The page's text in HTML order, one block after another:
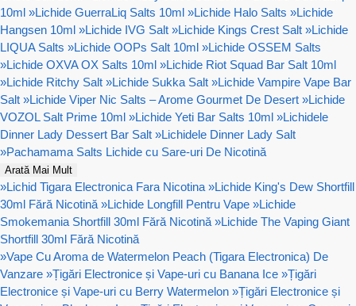
10ml »Lichide GuerraLiq Salts 10ml »Lichide Halo Salts »Lichide
Hangsen 10ml »Lichide IVG Salt »Lichide Kings Crest Salt »Lichide
LIQUA Salts »Lichide OOPs Salt 10ml »Lichide OSSEM Salts
»Lichide OXVA OX Salts 10ml »Lichide Riot Squad Bar Salt 10ml
»Lichide Ritchy Salt »Lichide Sukka Salt »Lichide Vampire Vape Bar
Salt »Lichide Viper Nic Salts – Arome Gourmet De Desert »Lichide
VOZOL Salt Prime 10ml »Lichide Yeti Bar Salts 10ml »Lichidele
Dinner Lady Dessert Bar Salt »Lichidele Dinner Lady Salt
»Pachamama Salts Lichide cu Sare-uri De Nicotină
Arată Mai Mult
»Lichid Tigara Electronica Fara Nicotina »Lichide King's Dew Shortfill
30ml Fără Nicotină »Lichide Longfill Pentru Vape »Lichide
Smokemania Shortfill 30ml Fără Nicotină »Lichide The Vaping Giant
Shortfill 30ml Fără Nicotină
»Vape Cu Aroma de Watermelon Peach (Tigara Electronica) De
Vanzare »Țigări Electronice și Vape-uri cu Banana Ice »Țigări
Electronice și Vape-uri cu Berry Watermelon »Țigări Electronice și